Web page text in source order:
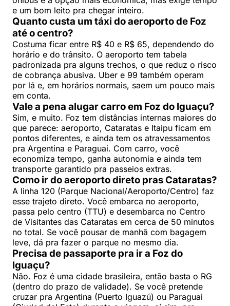
e um bom leito pra chegar inteiro.
Quanto custa um táxi do aeroporto de Foz
até o centro?
Costuma ficar entre R$ 40 e R$ 65, dependendo do
horário e do trânsito. O aeroporto tem tabela
padronizada pra alguns trechos, o que reduz o risco
de cobrança abusiva. Uber e 99 também operam
por lá e, em horários normais, saem um pouco mais
em conta.
Vale a pena alugar carro em Foz do Iguaçu?
Sim, e muito. Foz tem distâncias internas maiores do
que parece: aeroporto, Cataratas e Itaipu ficam em
pontos diferentes, e ainda tem os atravessamentos
pra Argentina e Paraguai. Com carro, você
economiza tempo, ganha autonomia e ainda tem
transporte garantido pra passeios extras.
Como ir do aeroporto direto pras Cataratas?
A linha 120 (Parque Nacional/Aeroporto/Centro) faz
esse trajeto direto. Você embarca no aeroporto,
passa pelo centro (TTU) e desembarca no Centro
de Visitantes das Cataratas em cerca de 50 minutos
no total. Se você pousar de manhã com bagagem
leve, dá pra fazer o parque no mesmo dia.
Precisa de passaporte pra ir a Foz do
Iguaçu?
Não. Foz é uma cidade brasileira, então basta o RG
(dentro do prazo de validade). Se você pretende
cruzar pra Argentina (Puerto Iguazú) ou Paraguai